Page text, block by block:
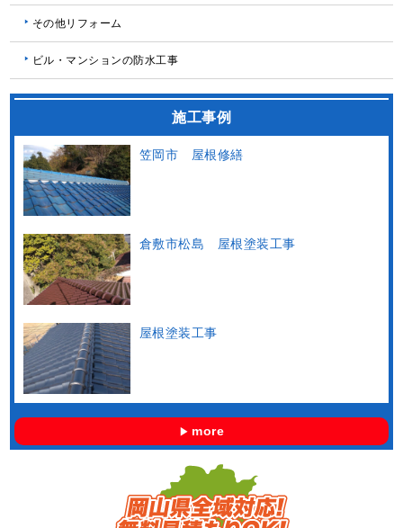
その他リフォーム
ビル・マンションの防水工事
施工事例
笠岡市 屋根修繕
倉敷市松島 屋根塗装工事
屋根塗装工事
more